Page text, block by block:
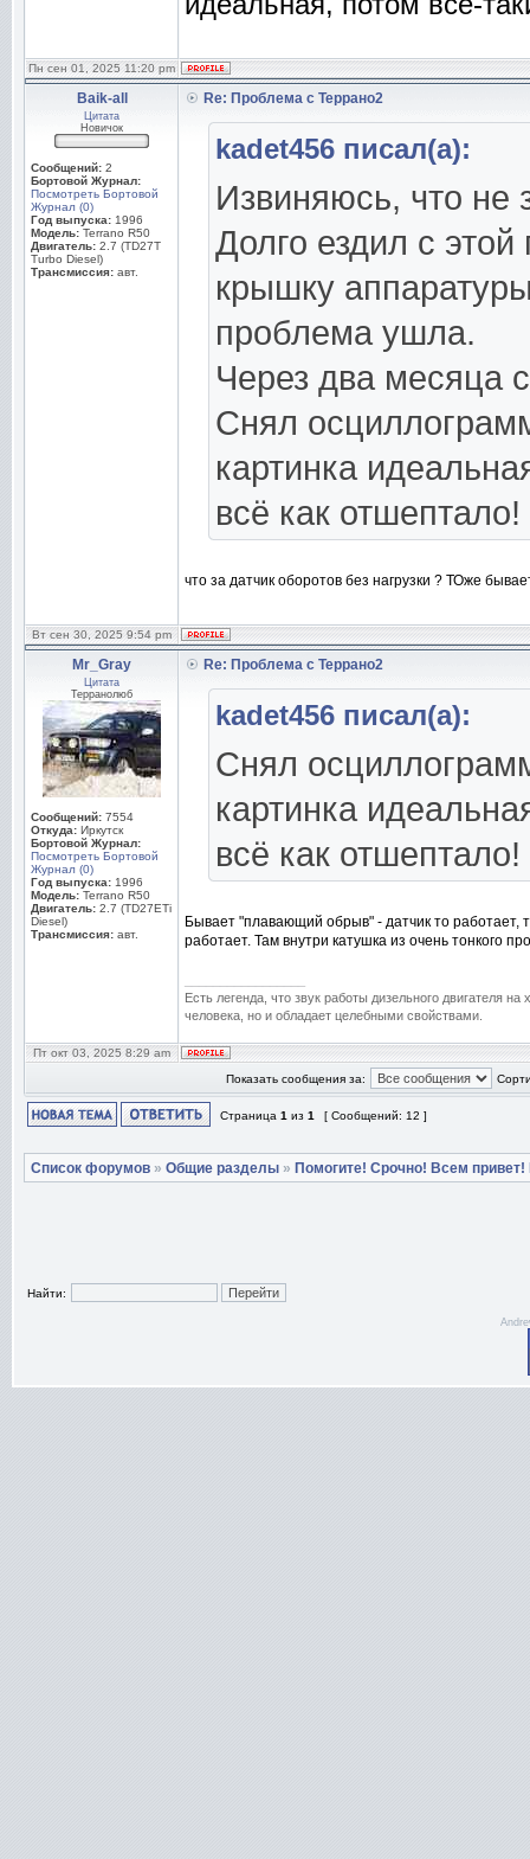
Пн сен 01, 2025 11:20 pm
Baik-all
Цитата
Новичок
Сообщений: 2
Бортовой Журнал:
Посмотреть Бортовой
Журнал (0)
Год выпуска: 1996
Модель: Terrano R50
Двигатель: 2.7 (TD27T
Turbo Diesel)
Трансмиссия: авт.
Re: Проблема с Террано2
kadet456 писал(а):
Извиняюсь, что не
Долго ездил с
крышку
проблема ушла.
Через два месяца
Снял
картинка
всё как отшептало!
что за датчик оборотов без нагрузки ? ТОже
Вт сен 30, 2025 9:54 pm
Mr_Gray
Цитата
Терранолюб
Сообщений: 7554
Откуда: Иркутск
Бортовой Журнал:
Посмотреть Бортовой
Журнал (0)
Год выпуска: 1996
Модель: Terrano R50
Двигатель: 2.7 (TD27ETi
Diesel)
Трансмиссия: авт.
Re: Проблема с Террано2
kadet456 писал(а):
Снял
картинка
всё как отшептало!
Бывает "плавающий обрыв" - датчик то работает,
работает. Там внутри катушка из очень тонкого
Есть легенда, что звук работы дизельного двигателя
человека, но и обладает целебными свойствами.
Пт окт 03, 2025 8:29 am
Показать сообщения за:
Страница 1 из 1 [ Сообщений: 12 ]
Список форумов » Общие разделы » Помогите! Срочно! Всем
Найти: